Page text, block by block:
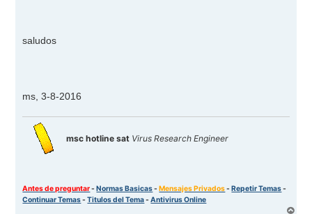
saludos
ms, 3-8-2016
msc hotline sat Virus Research Engineer
Antes de preguntar-Normas Basicas-Mensajes Privados-Repetir Temas-
Continuar Temas-Titulos del Tema-Antivirus Online